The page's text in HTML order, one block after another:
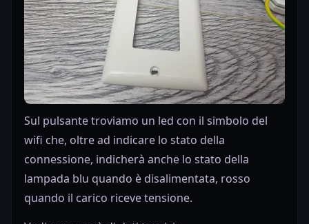
Sul pulsante troviamo un led con il simbolo del
wifi che, oltre ad indicare lo stato della
connessione, indicherà anche lo stato della
lampada blu quando è disalimentata, rosso
quando il carico riceve tensione.